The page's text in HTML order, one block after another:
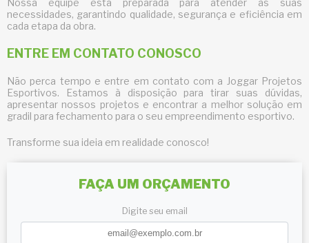
Nossa equipe está preparada para atender às suas
necessidades, garantindo qualidade, segurança e eficiência em
cada etapa da obra.
ENTRE EM CONTATO CONOSCO
Não perca tempo e entre em contato com a Joggar Projetos
Esportivos. Estamos à disposição para tirar suas dúvidas,
apresentar nossos projetos e encontrar a melhor solução em
gradil para fechamento para o seu empreendimento esportivo.
Transforme sua ideia em realidade conosco!
FAÇA UM ORÇAMENTO
Digite seu email